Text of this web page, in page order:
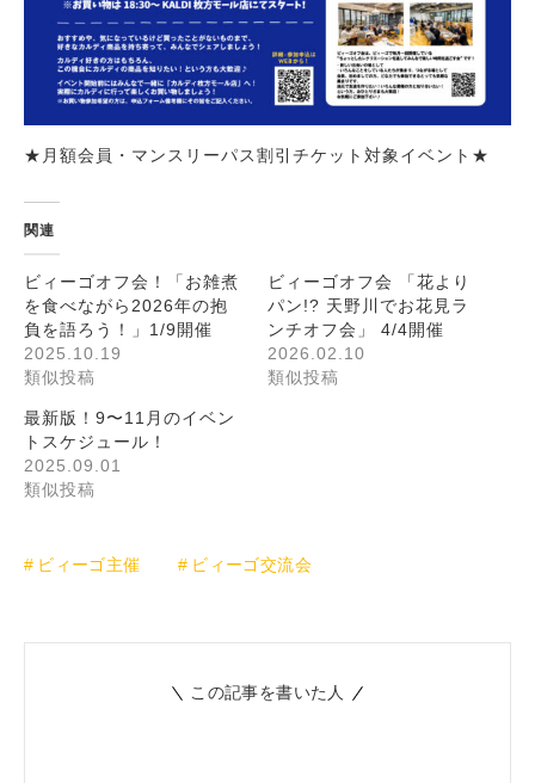
★月額会員・マンスリーパス割引チケット対象イベント★
関連
ビィーゴオフ会！「お雑煮
を食べながら2026年の抱
負を語ろう！」1/9開催
2025.10.19
類似投稿
ビィーゴオフ会 「花より
パン!? 天野川でお花見ラ
ンチオフ会」 4/4開催
2026.02.10
類似投稿
最新版！9〜11月のイベン
トスケジュール！
2025.09.01
類似投稿
ビィーゴ主催 ビィーゴ交流会
この記事を書いた人